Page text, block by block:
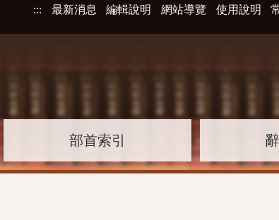
::: 最新消息 編輯說明 網站導覽 使用說明
部首索引